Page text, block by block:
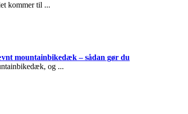
kommer til ...
mountainbikedæk – sådan gør du
og ...